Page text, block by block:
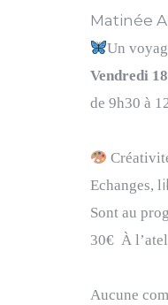
Matinée
Un
Vendredi
de 9h30 à
Echanges, l
Sont au
30€ À
Aucune